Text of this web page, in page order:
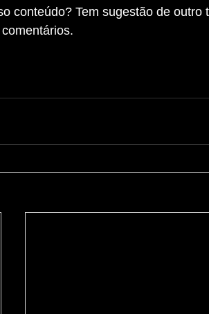
conteúdo? Tem sugestão de outro